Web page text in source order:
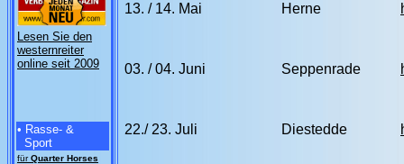
Lesen Sie den
westernreiter
online seit 2009
• Rasse- &
Sport
fürQuarter Horses
13. / 14. Mai Herne
03. / 04. Juni Seppenrade
22./ 23. Juli Diestedde